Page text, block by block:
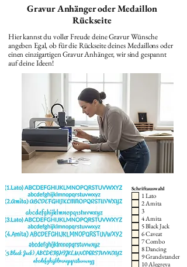
Gravur Anhänger oder Medaillon
Rückseite
Hier kannst du voller Freude deine Gravur Wünsche
angeben Egal, ob für die Rückseite deines Medaillons oder
einen einzigartigen Gravur Anhänger, wir sind gespannt
auf deine Ideen!
Schriftauswahl
1 Lato
2 Amita
3
4 Amita
5 Black Jack
6 Caveat
7 Combo
8 Dancing
9 Grandstander
10 Alegreya